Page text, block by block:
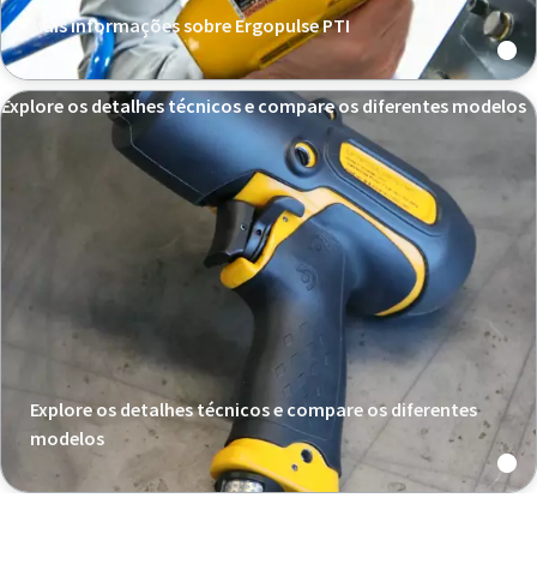
Mais informações sobre Ergopulse PTI
Explore os detalhes técnicos e compare os diferentes modelos
Explore os detalhes técnicos e compare os diferentes
modelos